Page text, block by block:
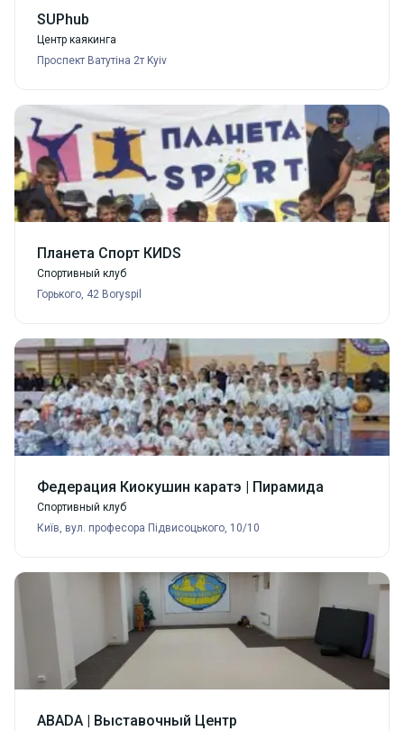
SUPhub
Центр каякинга
Проспект Ватутіна 2т Kyiv
Планета Спорт КИDS
Спортивный клуб
Горького, 42 Boryspil
Федерация Киокушин каратэ | Пирамида
Спортивный клуб
Київ, вул. професора Підвисоцького, 10/10
ABADA | Выставочный Центр